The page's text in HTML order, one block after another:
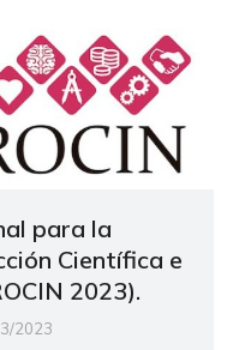
para la
Científica e
2023).
2023